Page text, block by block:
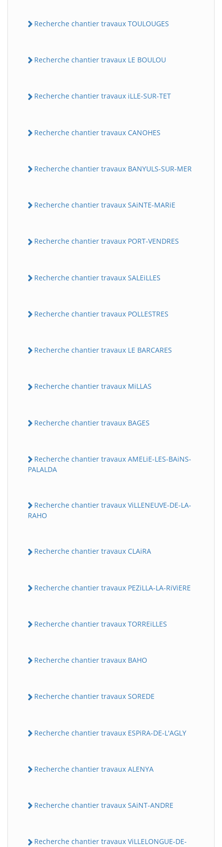
Recherche chantier travaux TOULOUGES
Recherche chantier travaux LE BOULOU
Recherche chantier travaux iLLE-SUR-TET
Recherche chantier travaux CANOHES
Recherche chantier travaux BANYULS-SUR-MER
Recherche chantier travaux SAiNTE-MARiE
Recherche chantier travaux PORT-VENDRES
Recherche chantier travaux SALEiLLES
Recherche chantier travaux POLLESTRES
Recherche chantier travaux LE BARCARES
Recherche chantier travaux MiLLAS
Recherche chantier travaux BAGES
Recherche chantier travaux AMELiE-LES-BAiNS-
PALALDA
Recherche chantier travaux ViLLENEUVE-DE-LA-
RAHO
Recherche chantier travaux CLAiRA
Recherche chantier travaux PEZiLLA-LA-RiViERE
Recherche chantier travaux TORREiLLES
Recherche chantier travaux BAHO
Recherche chantier travaux SOREDE
Recherche chantier travaux ESPiRA-DE-L'AGLY
Recherche chantier travaux ALENYA
Recherche chantier travaux SAiNT-ANDRE
Recherche chantier travaux ViLLELONGUE-DE-